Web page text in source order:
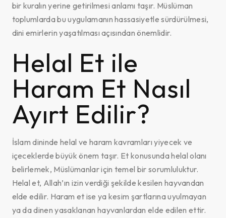
bir kuralın yerine getirilmesi anlamı taşır. Müslüman
toplumlarda bu uygulamanın hassasiyetle sürdürülmesi,
dini emirlerin yaşatılması açısından önemlidir.
Helal Et ile
Haram Et Nasıl
Ayırt Edilir?
İslam dininde helal ve haram kavramları yiyecek ve
içeceklerde büyük önem taşır. Et konusunda helal olanı
belirlemek, Müslümanlar için temel bir sorumluluktur.
Helal et, Allah’ın izin verdiği şekilde kesilen hayvandan
elde edilir. Haram et ise ya kesim şartlarına uyulmayan
ya da dinen yasaklanan hayvanlardan elde edilen ettir.